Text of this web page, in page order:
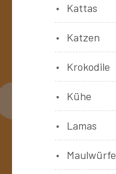
Kattas
Katzen
Krokodile
Kühe
Lamas
Maulwürfe